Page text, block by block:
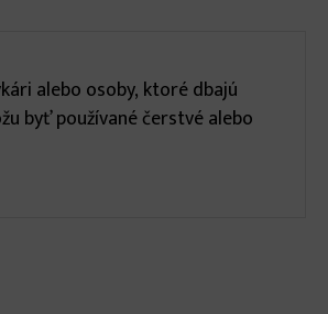
alebo osoby, ktoré dbajú
byť používané čerstvé alebo